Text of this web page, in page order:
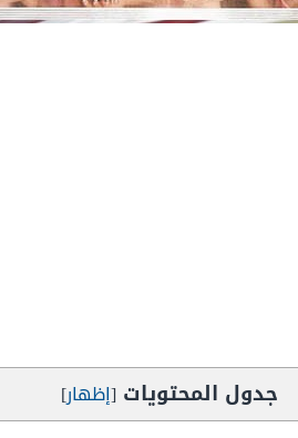
جدول المحتويات [إظهار]